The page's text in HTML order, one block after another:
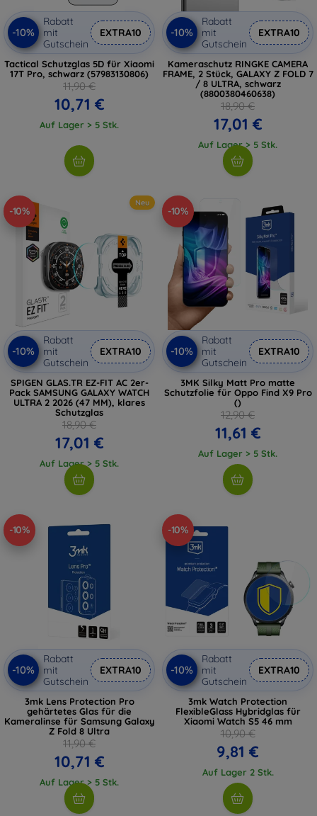
-10%
Rabatt
mit
Gutschein
EXTRA10
Tactical Schutzglas 5D für Xiaomi
17T Pro, schwarz (57983130806)
11,90 €
10,71 €
Auf Lager > 5 Stk.
-10%
Rabatt
mit
Gutschein
EXTRA10
Kameraschutz RINGKE CAMERA
FRAME, 2 Stück, GALAXY Z FOLD 7
/ 8 ULTRA, schwarz
(8800380460638)
18,90 €
17,01 €
Auf Lager > 5 Stk.
-10%
Neu
-10%
Rabatt
mit
Gutschein
EXTRA10
SPIGEN GLAS.TR EZ-FIT AC 2er-
Pack SAMSUNG GALAXY WATCH
ULTRA 2 2026 (47 MM), klares
Schutzglas
18,90 €
17,01 €
Auf Lager > 5 Stk.
-10%
-10%
Rabatt
mit
Gutschein
EXTRA10
3MK Silky Matt Pro matte
Schutzfolie für Oppo Find X9 Pro
()
12,90 €
11,61 €
Auf Lager > 5 Stk.
-10%
-10%
Rabatt
mit
Gutschein
EXTRA10
3mk Lens Protection Pro
gehärtetes Glas für die
Kameralinse für Samsung Galaxy
Z Fold 8 Ultra
11,90 €
10,71 €
Auf Lager > 5 Stk.
-10%
-10%
Rabatt
mit
Gutschein
EXTRA10
3mk Watch Protection
FlexibleGlass Hybridglas für
Xiaomi Watch S5 46 mm
10,90 €
9,81 €
Auf Lager 2 Stk.